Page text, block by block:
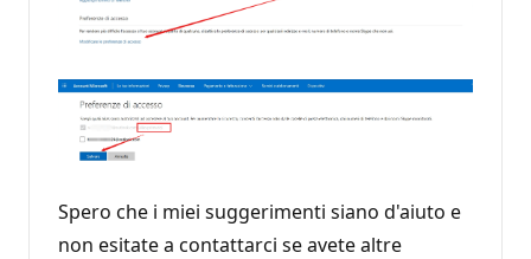
Spero che i miei suggerimenti siano d'aiuto e
non esitate a contattarci se avete altre